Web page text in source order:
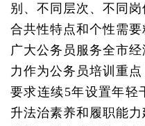
别、不同层次、不同
合共性特点和个性需
广大公务员服务全市
力作为公务员培训重
要求连续5年设置年轻
升法治素养和履职能